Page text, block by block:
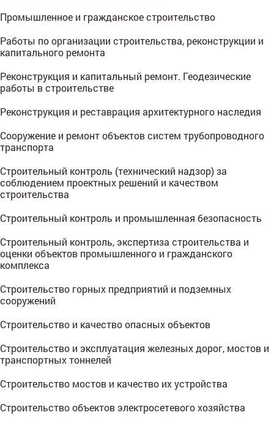
Промышленное и гражданское строительство
Работы по организации строительства, реконструкции и
капитального ремонта
Реконструкция и капитальный ремонт. Геодезические
работы в строительстве
Реконструкция и реставрация архитектурного наследия
Сооружение и ремонт объектов систем трубопроводного
транспорта
Строительный контроль (технический надзор) за
соблюдением проектных решений и качеством
строительства
Строительный контроль и промышленная безопасность
Строительный контроль, экспертиза строительства и
оценки объектов промышленного и гражданского
комплекса
Строительство горных предприятий и подземных
сооружений
Строительство и качество опасных объектов
Строительство и эксплуатация железных дорог, мостов и
транспортных тоннелей
Строительство мостов и качество их устройства
Строительство объектов электросетевого хозяйства